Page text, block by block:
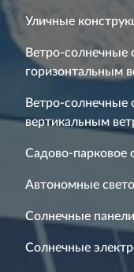
Уличные
Ветро-солнечные
горизонтальным
Ветро-солнечные
вертикальным
Садово-парковое
Автономные
Солнечные панели
Солнечные